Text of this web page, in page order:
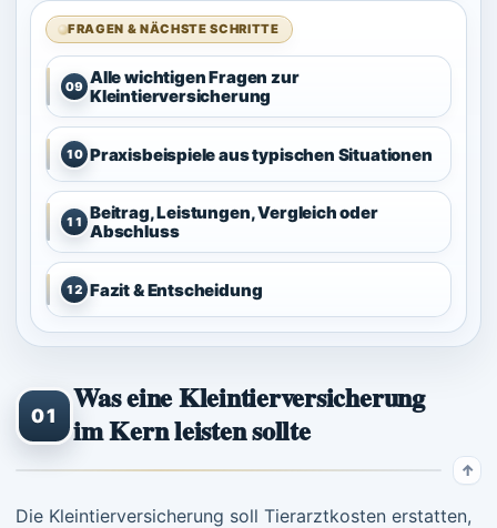
FRAGEN & NÄCHSTE SCHRITTE
09 Alle wichtigen Fragen zur
Kleintierversicherung
10 Praxisbeispiele aus typischen Situationen
11 Beitrag, Leistungen, Vergleich oder
Abschluss
12 Fazit & Entscheidung
01
Was eine Kleintierversicherung
im Kern leisten sollte
Die Kleintierversicherung soll Tierarztkosten erstatten,